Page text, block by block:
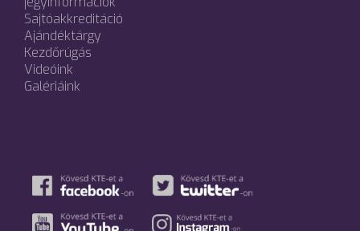
Sajtóakkreditáció
Ajándéktárgy
Kezdőrúgás
Videóink
Galériáink